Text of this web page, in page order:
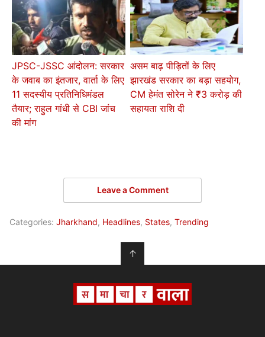
JPSC-JSSC आंदोलन: सरकार
के जवाब का इंतजार, वार्ता के लिए
11 सदस्यीय प्रतिनिधिमंडल
तैयार; राहुल गांधी से CBI जांच
की मांग
असम बाढ़ पीड़ितों के लिए
झारखंड सरकार का बड़ा सहयोग,
CM हेमंत सोरेन ने ₹3 करोड़ की
सहायता राशि दी
Leave a Comment
Categories: Jharkhand, Headlines, States, Trending
↑